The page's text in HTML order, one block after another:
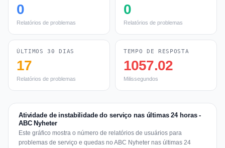
0
Relatórios de problemas
0
Relatórios de problemas
ÚLTIMOS 30 DIAS
17
Relatórios de problemas
TEMPO DE RESPOSTA
1057.02
Milissegundos
Atividade de instabilidade do serviço nas últimas 24 horas -
ABC Nyheter
Este gráfico mostra o número de relatórios de usuários para
problemas de serviço e quedas no ABC Nyheter nas últimas 24